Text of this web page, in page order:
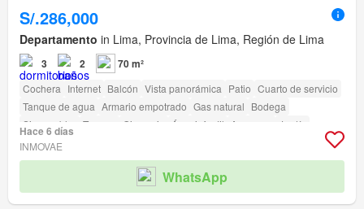
S/.286,000
Departamento in Lima, Provincia de Lima, Región de Lima
3 2 70 m²
Cochera Internet Balcón Vista panorámica Patio Cuarto de servicio
Tanque de agua Armario empotrado Gas natural Bodega
Sin amoblar
Terraza Gimnasio Área infantil Ascensor
Jardín
Vigilante
Acceso para personas con discapacidad
Hace 6 días
INMOVAE
WhatsApp